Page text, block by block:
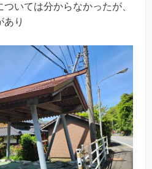
いては分からなかったが、
あり